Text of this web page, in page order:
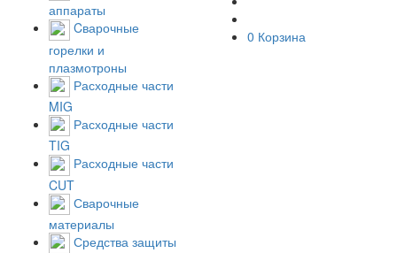
аппараты
Cварочные
горелки и
плазмотроны
Расходные части
MIG
Расходные части
TIG
Расходные части
CUT
Сварочные
материалы
Средства защиты
0 Корзина